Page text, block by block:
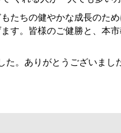
たちの健やかな成長のた
す。皆様のご健勝と、本
。ありがとうございまし
育委員